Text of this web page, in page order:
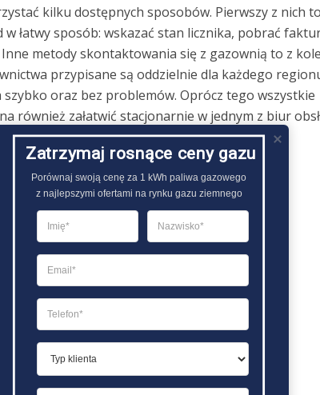
kilku dostępnych sposobów. Pierwszy z nich to
łatwy sposób: wskazać stan licznika, pobrać
metody skontaktowania się z gazownią to z
przypisane są oddzielnie dla każdego
oraz bez problemów. Oprócz tego wszystkie
również załatwić stacjonarnie w jednym z biur
Zatrzymaj rosnące ceny gazu
Porównaj swoją cenę za 1 kWh paliwa gazowego
z najlepszymi ofertami na rynku gazu ziemnego